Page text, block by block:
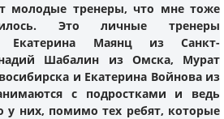
молодые тренеры, что мне тоже
Это личные тренеры
Екатерина Маянциз Санкт-
Шабалин из Омска, Мурат
и Екатерина Войнова из
с подростками и ведь
у них, помимо тех ребят, которые